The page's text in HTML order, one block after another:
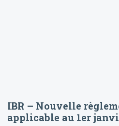
IBR – Nouvelle
applicable au 1er